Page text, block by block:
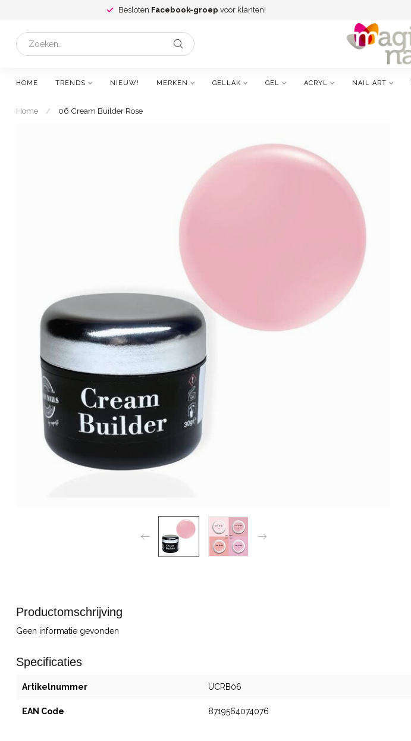
Besloten Facebook-groep voor klanten!
HOME TRENDS NIEUW! MERKEN GELLAK GEL ACRYL NAIL ART
Home / 06 Cream Builder Rose
Productomschrijving
Geen informatie gevonden
Specificaties
Artikelnummer UCRB06
EAN Code 8719564074076